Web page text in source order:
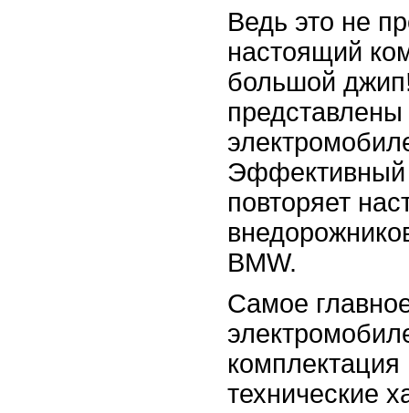
Ведь это не
настоящий
большой
Эффективный
повторяет
BMW.
Самое
технические